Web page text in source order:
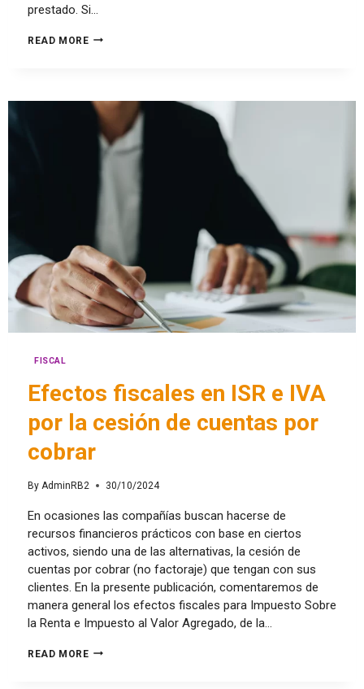
prestado. Si…
READ MORE
FISCAL
Efectos fiscales en ISR e IVA
por la cesión de cuentas por
cobrar
By AdminRB2 30/10/2024
En ocasiones las compañías buscan hacerse de
recursos financieros prácticos con base en ciertos
activos, siendo una de las alternativas, la cesión de
cuentas por cobrar (no factoraje) que tengan con sus
clientes. En la presente publicación, comentaremos de
manera general los efectos fiscales para Impuesto Sobre
la Renta e Impuesto al Valor Agregado, de la…
READ MORE